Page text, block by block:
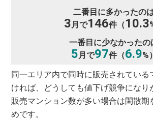
二番目に多かったの
3月で146件（10.3
一番目に少なかったの
5月で97件（6.9%）
同一エリア内で同時に販売されている
ければ、どうしても値下げ競争になり
販売マンション数が多い場合は閑散期
めです。